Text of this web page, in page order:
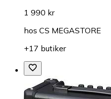
1 990 kr
hos CS MEGASTORE
+17 butiker